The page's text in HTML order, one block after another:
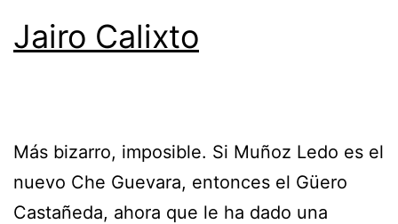
Jairo Calixto
Más bizarro, imposible. Si Muñoz Ledo es el
nuevo Che Guevara, entonces el Güero
Castañeda, ahora que le ha dado una